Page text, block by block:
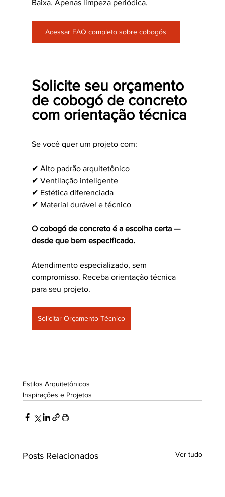
Baixa. Apenas limpeza periódica.
Acessar FAQ completo sobre cobogós
Solicite seu orçamento
de cobogó de concreto
com orientação técnica
Se você quer um projeto com:
✔ Alto padrão arquitetônico
✔ Ventilação inteligente
✔ Estética diferenciada
✔ Material durável e técnico
O cobogó de concreto é a escolha certa —
desde que bem especificado.
Atendimento especializado, sem
compromisso. Receba orientação técnica
para seu projeto.
Solicitar Orçamento Técnico
Estilos Arquitetônicos
Inspirações e Projetos
Posts Relacionados Ver tudo